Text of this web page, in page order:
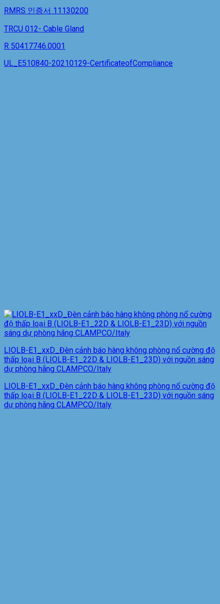
RMRS 인증서 11130200
TRCU 012- Cable Gland
R 50417746.0001
UL_E510840-20210129-CertificateofCompliance
LIOLB-E1_xxD_Đèn cảnh báo hàng không phòng nổ cường độ
thấp loại B (LIOLB-E1_22D & LIOLB-E1_23D) với nguồn sáng
dự phòng hãng CLAMPCO/Italy
LIOLB-E1_xxD_Đèn cảnh báo hàng không phòng nổ cường độ
thấp loại B (LIOLB-E1_22D & LIOLB-E1_23D) với nguồn sáng
dự phòng hãng CLAMPCO/Italy